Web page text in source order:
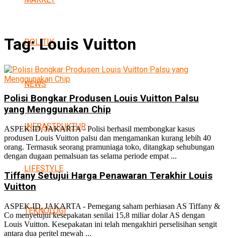
POLITIK
NEWS
INFRASTRUKTUR
LIFESTYLE
TEKNOLOGI
Tag:Louis Vuitton
Polisi Bongkar Produsen Louis Vuitton Palsu
yang Menggunakan Chip
ASPEK.ID, JAKARTA - Polisi berhasil membongkar kasus
produsen Louis Vuitton palsu dan mengamankan kurang lebih 40
orang. Termasuk seorang pramuniaga toko, ditangkap sehubungan
dengan dugaan pemalsuan tas selama periode empat ...
Tiffany Setujui Harga Penawaran Terakhir Louis
Vuitton
ASPEK.ID, JAKARTA - Pemegang saham perhiasan AS Tiffany &
Co menyetujui kesepakatan senilai 15,8 miliar dolar AS dengan
Louis Vuitton. Kesepakatan ini telah mengakhiri perselisihan sengit
antara dua peritel mewah ...